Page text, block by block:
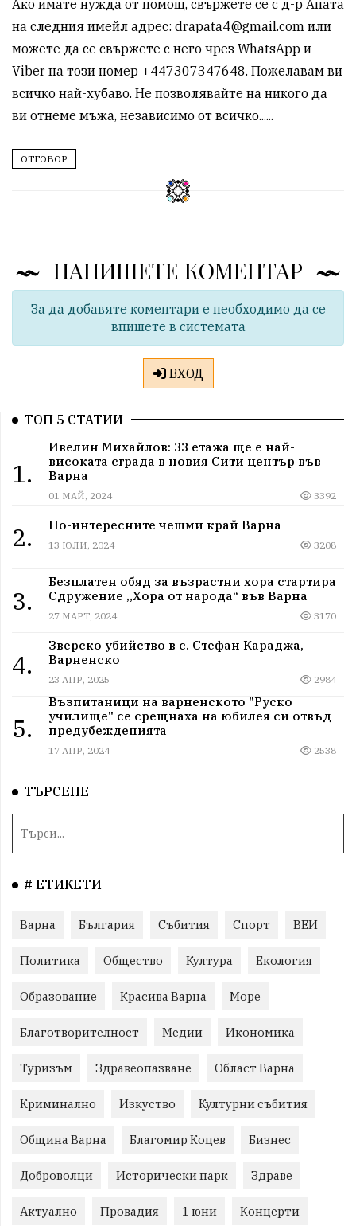
Ако имате нужда от помощ, свържете се с д-р Апата
на следния имейл адрес: drapata4@gmail.com или
можете да се свържете с него чрез WhatsApp и
Viber на този номер +447307347648. Пожелавам ви
всичко най-хубаво. Не позволявайте на никого да
ви отнеме мъжа, независимо от всичко......
ОТГОВОР
НАПИШЕТЕ КОМЕНТАР
За да добавяте коментари е необходимо да се
впишете в системата
ВХОД
ТОП 5 СТАТИИ
1.
Ивелин Михайлов: 33 етажа ще е най-
високата сграда в новия Сити център във
Варна
01 МАЙ, 2024 3392
2. По-интересните чешми край Варна
13 ЮЛИ, 2024 3208
3.
Безплатен обяд за възрастни хора стартира
Сдружение „Хора от народа“ във Варна
27 МАРТ, 2024 3170
4.
Зверско убийство в с. Стефан Караджа,
Варненско
23 АПР, 2025 2984
5.
Възпитаници на варненското "Руско
училище" се срещнаха на юбилея си отвъд
предубежденията
17 АПР, 2024 2538
ТЪРСЕНЕ
# ЕТИКЕТИ
Варна България Събития Спорт ВЕИ
Политика Общество Култура Екология
Образование Красива Варна Море
Благотворителност Медии Икономика
Туризъм Здравеопазване Област Варна
Криминално Изкуство Културни събития
Община Варна Благомир Коцев Бизнес
Доброволци Исторически парк Здраве
Актуално Провадия 1 юни Концерти